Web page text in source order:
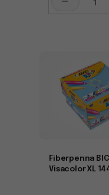
Fiberpenna
Visacolor XL